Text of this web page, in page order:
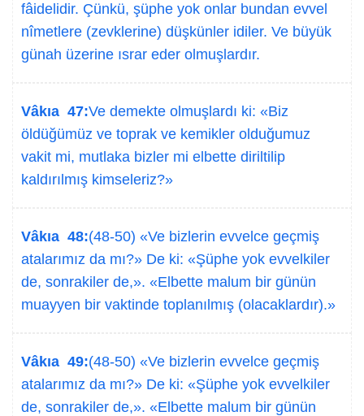
fâidelidir. Çünkü, şüphe yok onlar bundan evvel
nîmetlere (zevklerine) düşkünler idiler. Ve büyük
günah üzerine ısrar eder olmuşlardır.
Vâkıa 47:Ve demekte olmuşlardı ki: «Biz
öldüğümüz ve toprak ve kemikler olduğumuz
vakit mi, mutlaka bizler mi elbette diriltilip
kaldırılmış kimseleriz?»
Vâkıa 48:(48-50) «Ve bizlerin evvelce geçmiş
atalarımız da mı?» De ki: «Şüphe yok evvelkiler
de, sonrakiler de,». «Elbette malum bir günün
muayyen bir vaktinde toplanılmış (olacaklardır).»
Vâkıa 49:(48-50) «Ve bizlerin evvelce geçmiş
atalarımız da mı?» De ki: «Şüphe yok evvelkiler
de, sonrakiler de,». «Elbette malum bir günün